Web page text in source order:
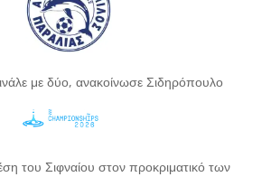
με δύο, ανακοίνωσε Σιδηρόπουλο
του Σιφναίου στον προκριματικό των